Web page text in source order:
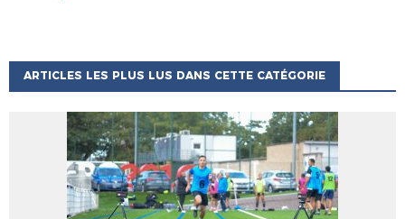
ARTICLES LES PLUS LUS DANS CETTE CATÉGORIE